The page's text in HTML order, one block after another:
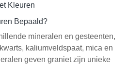
Bepaald?
mineralen en gesteenten,
kaliumveldspaat, mica en
geven graniet zijn unieke